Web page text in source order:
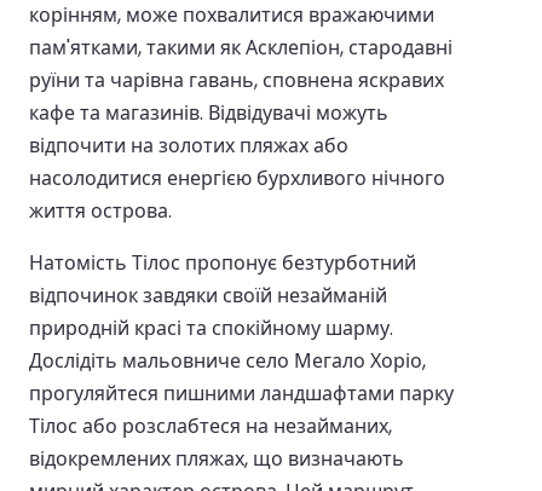
корінням, може похвалитися вражаючими
пам'ятками, такими як Асклепіон, стародавні
руїни та чарівна гавань, сповнена яскравих
кафе та магазинів. Відвідувачі можуть
відпочити на золотих пляжах або
насолодитися енергією бурхливого нічного
життя острова.
Натомість Тілос пропонує безтурботний
відпочинок завдяки своїй незайманій
природній красі та спокійному шарму.
Дослідіть мальовниче село Мегало Хоріо,
прогуляйтеся пишними ландшафтами парку
Тілос або розслабтеся на незайманих,
відокремлених пляжах, що визначають